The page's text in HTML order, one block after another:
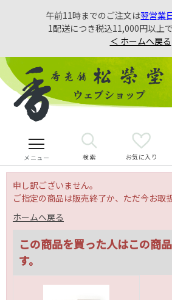
午前11時までのご注文は翌営業
1配送につき税込11,000円以上で
＜ ホームへ戻る
メニュー 検索 お気に入り
申し訳ございません。
ご指定の商品は販売終了か、ただ今お取
ホームへ戻る
この商品を買った人はこの商
す。